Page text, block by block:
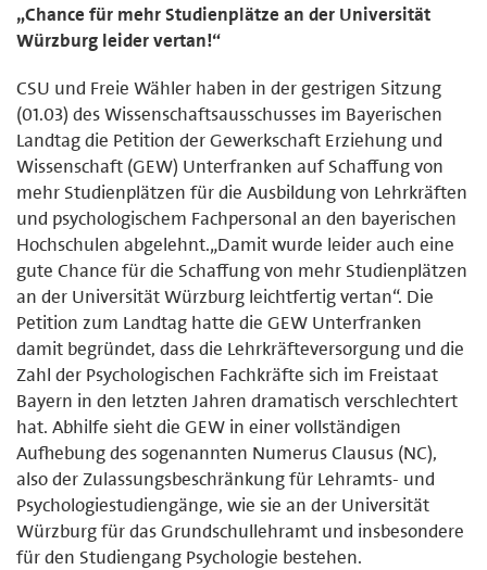
„Chance für mehr Studienplätze an der Universität
Würzburg leider vertan!“
CSU und Freie Wähler haben in der gestrigen Sitzung
(01.03) des Wissenschaftsausschusses im Bayerischen
Landtag die Petition der Gewerkschaft Erziehung und
Wissenschaft (GEW) Unterfranken auf Schaffung von
mehr Studienplätzen für die Ausbildung von Lehrkräften
und psychologischem Fachpersonal an den bayerischen
Hochschulen abgelehnt.„Damit wurde leider auch eine
gute Chance für die Schaffung von mehr Studienplätzen
an der Universität Würzburg leichtfertig vertan“. Die
Petition zum Landtag hatte die GEW Unterfranken
damit begründet, dass die Lehrkräfteversorgung und die
Zahl der Psychologischen Fachkräfte sich im Freistaat
Bayern in den letzten Jahren dramatisch verschlechtert
hat. Abhilfe sieht die GEW in einer vollständigen
Aufhebung des sogenannten Numerus Clausus (NC),
also der Zulassungsbeschränkung für Lehramts- und
Psychologiestudiengänge, wie sie an der Universität
Würzburg für das Grundschullehramt und insbesondere
für den Studiengang Psychologie bestehen.